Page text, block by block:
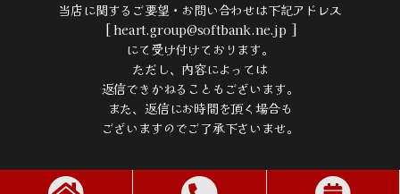
当店に関するご要望・お問い合わせは下記アドレス
[ heart.group@softbank.ne.jp ]
にて受け付けております。
ただし、内容によっては
返信できかねることもございます。
また、返信にお時間を頂く場合も
ございますのでご了承下さいませ。